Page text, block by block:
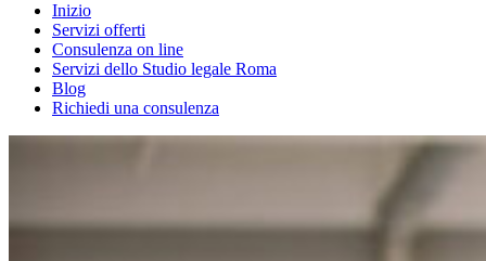
Inizio
Servizi offerti
Consulenza on line
Servizi dello Studio legale Roma
Blog
Richiedi una consulenza